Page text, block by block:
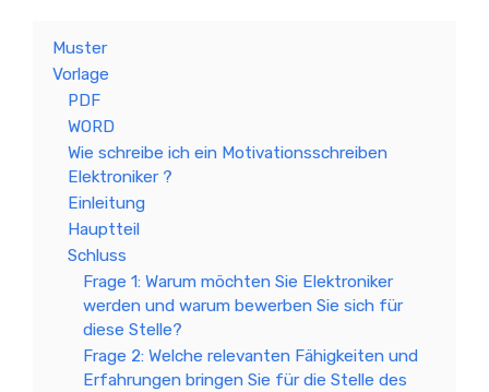
Muster
Vorlage
PDF
WORD
Wie schreibe ich ein Motivationsschreiben
Elektroniker ?
Einleitung
Hauptteil
Schluss
Frage 1: Warum möchten Sie Elektroniker
werden und warum bewerben Sie sich für
diese Stelle?
Frage 2: Welche relevanten Fähigkeiten und
Erfahrungen bringen Sie für die Stelle des